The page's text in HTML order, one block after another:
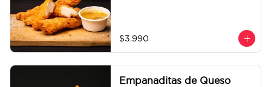
$3.990
Empanaditas de Queso